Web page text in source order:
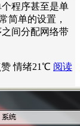
程序甚至是单
简单的设置，
间分配网络带
情绪21℃ 阅读